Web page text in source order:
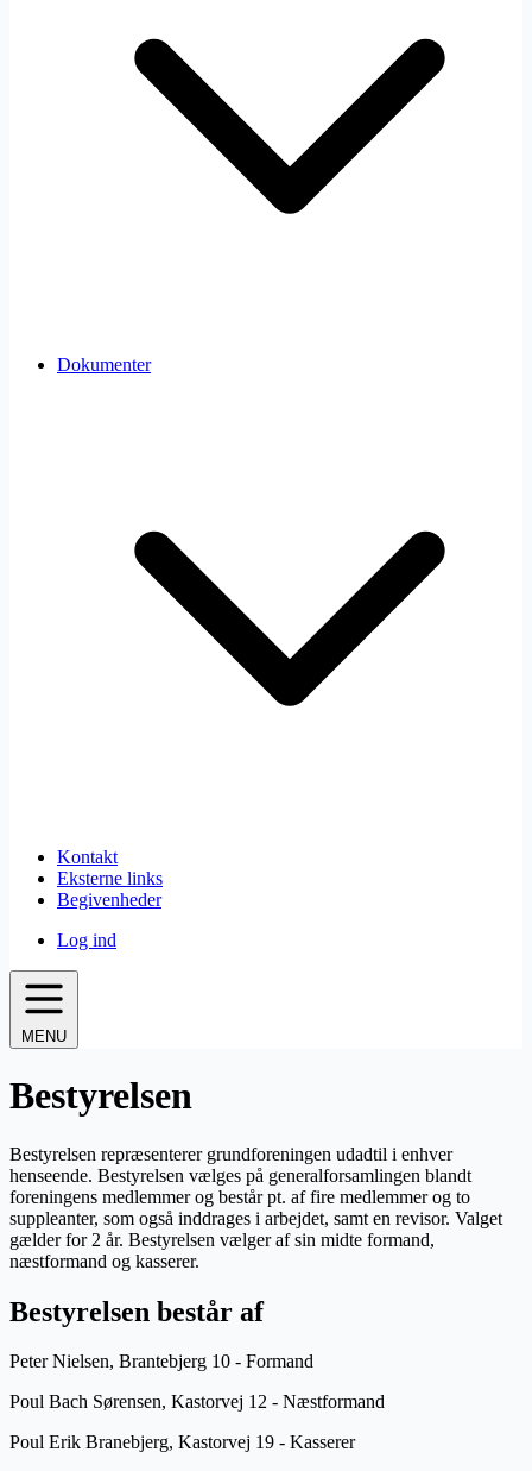
Dokumenter
Kontakt
Eksterne links
Begivenheder
Log ind
MENU
Bestyrelsen
Bestyrelsen repræsenterer grundforeningen udadtil i enhver
henseende. Besty­relsen vælges på generalforsamlingen blandt
foreningens medlemmer og består pt. af fire medlem­mer og to
suppleanter, som også inddrages i arbejdet, samt en revisor. Valget
gælder for 2 år. Bestyrelsen vælger af sin midte formand,
næstformand og kasserer.
Bestyrelsen består af
Peter Nielsen, Brantebjerg 10 - Formand
Poul Bach Sørensen, Kastorvej 12 - Næstformand
Poul Erik Branebjerg, Kastorvej 19 - Kasserer